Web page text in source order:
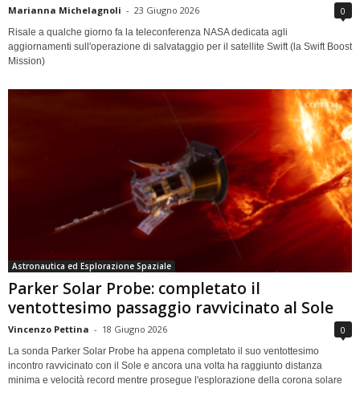
Marianna Michelagnoli - 23 Giugno 2026 0
Risale a qualche giorno fa la teleconferenza NASA dedicata agli
aggiornamenti sull'operazione di salvataggio per il satellite Swift (la Swift Boost
Mission)
Astronautica ed Esplorazione Spaziale
Parker Solar Probe: completato il
ventottesimo passaggio ravvicinato al Sole
Vincenzo Pettina - 18 Giugno 2026 0
La sonda Parker Solar Probe ha appena completato il suo ventottesimo
incontro ravvicinato con il Sole e ancora una volta ha raggiunto distanza
minima e velocità record mentre prosegue l'esplorazione della corona solare